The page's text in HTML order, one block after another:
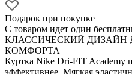
Подарок при покупке
С товаром идет один
КЛАССИЧЕСКИЙ ДИЗАЙН
КОМФОРТА
Куртка Nike Dri-FIT Academy
эффективнее. Мягкая